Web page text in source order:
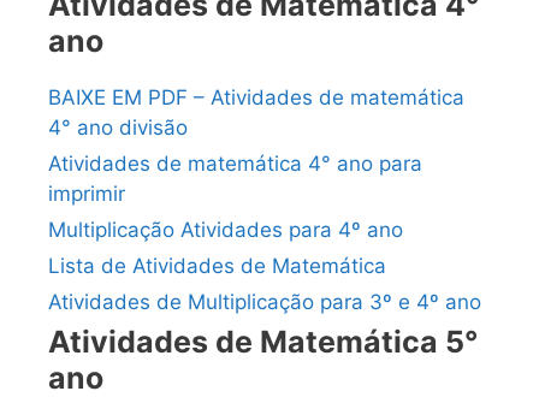
ano
BAIXE EM PDF – Atividades de matemática
4° ano divisão
Atividades de matemática 4° ano para
imprimir
Multiplicação Atividades para 4º ano
Lista de Atividades de Matemática
Atividades de Multiplicação para 3º e 4º ano
Atividades de Matemática 5°
ano